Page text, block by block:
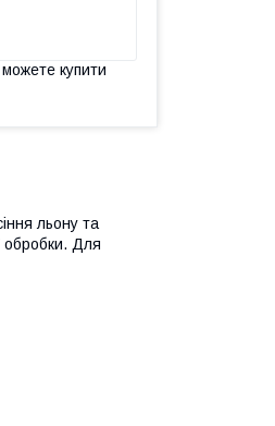
можете купити
льону та
обробки. Для